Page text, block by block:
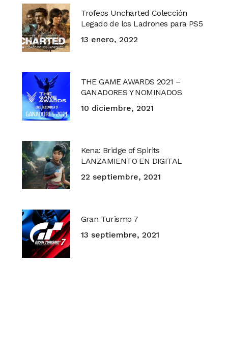
Trofeos Uncharted Colección
Legado de los Ladrones para PS5
13 enero, 2022
THE GAME AWARDS 2021 –
GANADORES Y NOMINADOS
10 diciembre, 2021
Kena: Bridge of Spirits
LANZAMIENTO EN DIGITAL
22 septiembre, 2021
Gran Turismo 7
13 septiembre, 2021